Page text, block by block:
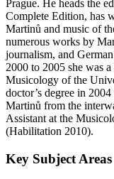
Prague. He heads the
Complete Edition, has
Martinů and music of
numerous works by
journalism, and
2000 to 2005 she was
Musicology of the
doctor’s degree in
Martinů from the
Assistant at the
(Habilitation 2010).
Key Subject Areas